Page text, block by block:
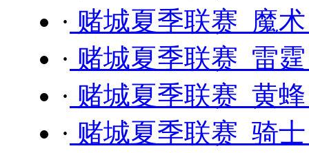
· 赌城夏季联赛 魔
· 赌城夏季联赛 雷
· 赌城夏季联赛 黄
· 赌城夏季联赛 骑